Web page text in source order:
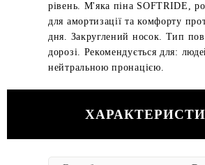
рівень. М'яка піна SOFTRIDE,
для амортизації та комфорту
дня. Закруглений носок. Тип
дорозі. Рекомендується для:
нейтральною пронацією.